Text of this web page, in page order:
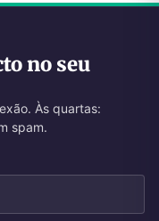
no seu
Às quartas:
spam.